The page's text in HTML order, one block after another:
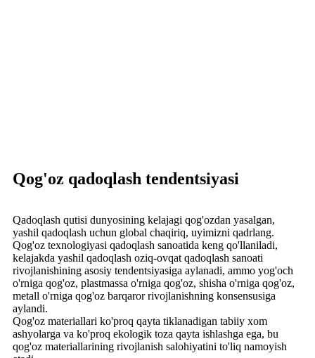
Qog'oz qadoqlash tendentsiyasi
Qadoqlash qutisi dunyosining kelajagi qog'ozdan yasalgan,
yashil qadoqlash uchun global chaqiriq, uyimizni qadrlang.
Qog'oz texnologiyasi qadoqlash sanoatida keng qo'llaniladi,
kelajakda yashil qadoqlash oziq-ovqat qadoqlash sanoati
rivojlanishining asosiy tendentsiyasiga aylanadi, ammo yog'och
o'rniga qog'oz, plastmassa o'rniga qog'oz, shisha o'rniga qog'oz,
metall o'rniga qog'oz barqaror rivojlanishning konsensusiga
aylandi.
Qog'oz materiallari ko'proq qayta tiklanadigan tabiiy xom
ashyolarga va ko'proq ekologik toza qayta ishlashga ega, bu
qog'oz materiallarining rivojlanish salohiyatini to'liq namoyish